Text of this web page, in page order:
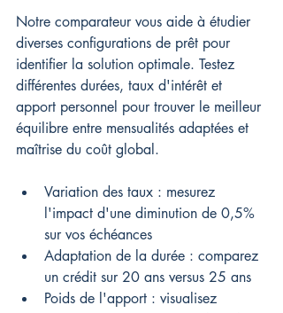
Notre comparateur vous aide à étudier
diverses configurations de prêt pour
identifier la solution optimale. Testez
différentes durées, taux d'intérêt et
apport personnel pour trouver le meilleur
équilibre entre mensualités adaptées et
maîtrise du coût global.
Variation des taux : mesurez
l'impact d'une diminution de 0,5%
sur vos échéances
Adaptation de la durée : comparez
un crédit sur 20 ans versus 25 ans
Poids de l'apport : visualisez